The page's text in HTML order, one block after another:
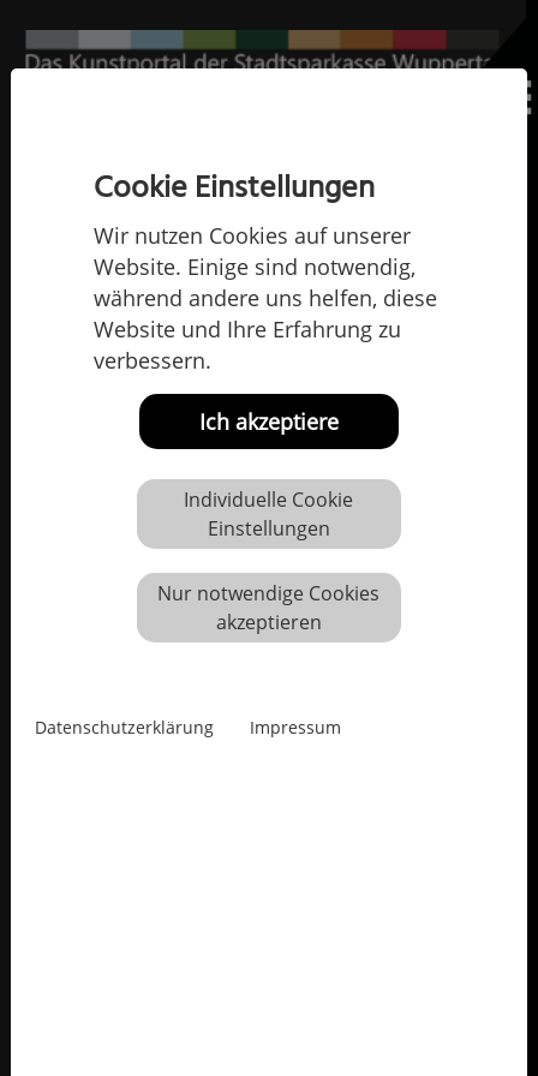
Cookie Einstellungen
Wir nutzen Cookies auf unserer
Website. Einige sind notwendig,
während andere uns helfen, diese
Website und Ihre Erfahrung zu
verbessern.
Ich akzeptiere
Individuelle Cookie
Einstellungen
Nur notwendige Cookies
akzeptieren
Datenschutzerklärung Impressum
Virtueller Atelierbesuch bei Jonas Hohnke
Klicken Sie hier zur Anzeige
von Vimeo-Videos. Erlauben
Sie bitte in den >> Cookie-
Einstellungen << die Anzeige
externer Inhalte.